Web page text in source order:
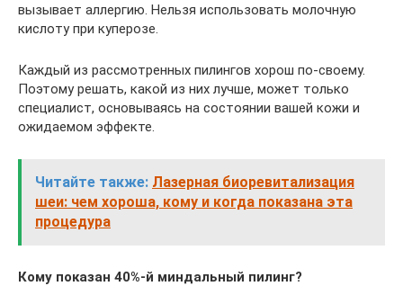
вызывает аллергию. Нельзя использовать молочную
кислоту при куперозе.
Каждый из рассмотренных пилингов хорош по-своему.
Поэтому решать, какой из них лучше, может только
специалист, основываясь на состоянии вашей кожи и
ожидаемом эффекте.
Читайте также: Лазерная биоревитализация
шеи: чем хороша, кому и когда показана эта
процедура
Кому показан 40%-й миндальный пилинг?